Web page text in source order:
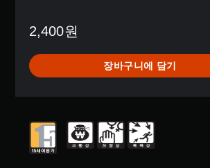
음
2,400원
장바구니에 담기